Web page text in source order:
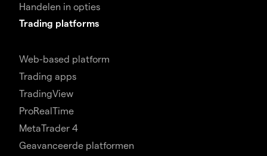
Handelen in opties
Trading platforms
Web-based platform
Trading apps
TradingView
ProRealTime
MetaTrader 4
Geavanceerde platformen